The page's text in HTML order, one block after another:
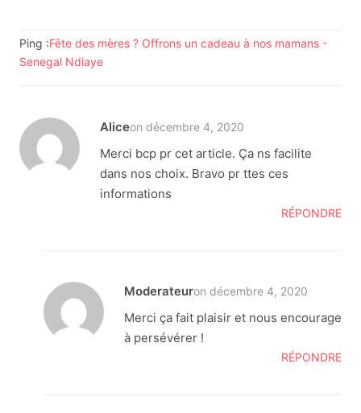
Ping :Fête des mères ? Offrons un cadeau à nos mamans -
Senegal Ndiaye
Aliceon décembre 4, 2020
Merci bcp pr cet article. Ça ns facilite
dans nos choix. Bravo pr ttes ces
informations
RÉPONDRE
Moderateuron décembre 4, 2020
Merci ça fait plaisir et nous encourage
à persévérer !
RÉPONDRE